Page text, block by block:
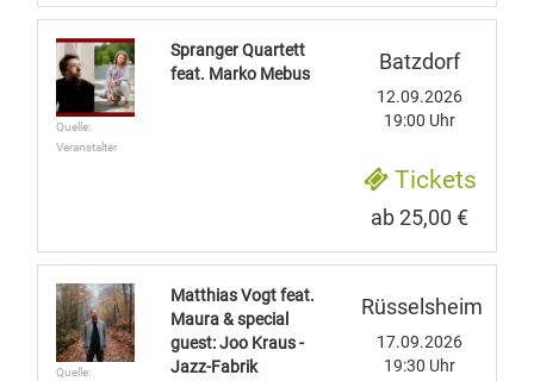
Quelle:
Veranstalter
Spranger Quartett
feat. Marko Mebus
Batzdorf
12.09.2026
19:00 Uhr
Tickets
ab 25,00 €
Quelle:
Matthias Vogt feat.
Maura & special
guest: Joo Kraus -
Jazz-Fabrik
Rüsselsheim
17.09.2026
19:30 Uhr